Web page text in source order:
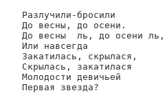
Разлучили-бросили
До весны, до осени.
До весны  ль, до осени ль,
Или навсегда
Закатилась, скрылася,
Скрылась, закатилася
Молодости девичьей
Первая звезда?